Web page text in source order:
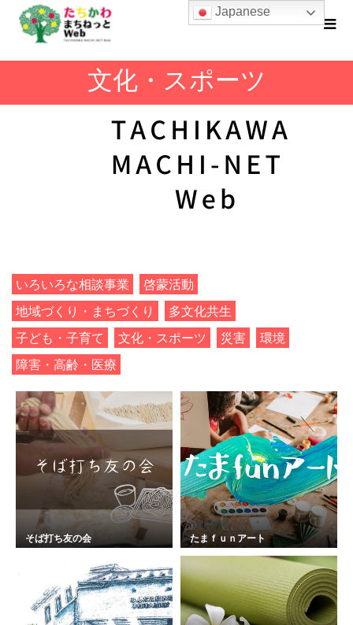
文化・スポーツ
いろいろな相談事業
啓蒙活動
地域づくり・まちづくり
多文化共生
子ども・子育て
文化・スポーツ 災害
環境
障害・高齢・医療
そば打ち友の会 たまｆｕｎアート
Japanese